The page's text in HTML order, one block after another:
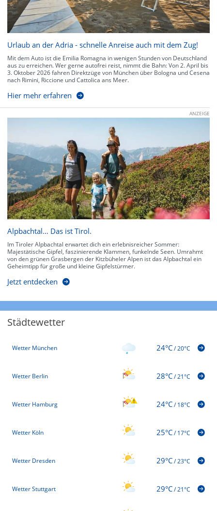
Urlaub an der Adria - schnelle Anreise auch mit dem Zug!
Mit dem Auto ist die Emilia Romagna in wenigen Stunden von Deutschland
aus zu erreichen. Wer gerne autofrei reist, nimmt die Bahn: Von 2. April bis
3. Oktober 2026 fahren Direktzüge von München über Bologna und Cesena
nach Rimini, Riccione und Cattolica ans Meer.
Hier mehr erfahren
ANZEIGE
Alpbachtal… Das ist Tirol.
Im Tiroler Alpbachtal erwartet dich ein erlebnisreicher Sommer:
Majestätische Gipfel, faszinierende Klammen, funkelnde Seen. Umrahmt
von den grünen Grasbergen der Kitzbüheler Alpen ist das Alpbachtal ein
Geheimtipp für große und kleine Gipfelstürmer.
Jetzt entdecken
Städtewetter
Wetter München 24°C/20°C
Wetter Berlin 28°C/21°C
Wetter Hamburg 24°C/18°C
Wetter Köln 25°C/17°C
Wetter Dresden 29°C/23°C
Wetter Stuttgart 29°C/21°C